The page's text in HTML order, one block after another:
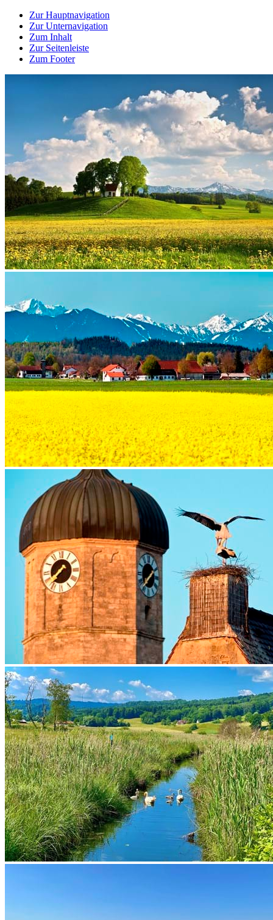
Zur Hauptnavigation
Zur Unternavigation
Zum Inhalt
Zur Seitenleiste
Zum Footer